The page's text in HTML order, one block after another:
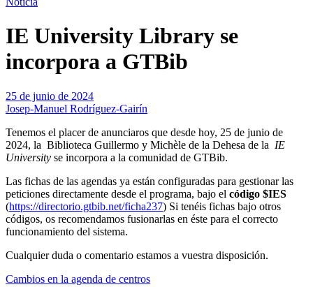
IE University Library se
incorpora a GTBib
25 de junio de 2024
Josep-Manuel Rodríguez-Gairín
Tenemos el placer de anunciaros que desde hoy, 25 de junio de
2024, la Biblioteca Guillermo y Michèle de la Dehesa de la IE
University se incorpora a la comunidad de GTBib.
Las fichas de las agendas ya están configuradas para gestionar las
peticiones directamente desde el programa, bajo el código $IES
(https://directorio.gtbib.net/ficha237) Si tenéis fichas bajo otros
códigos, os recomendamos fusionarlas en éste para el correcto
funcionamiento del sistema.
Cualquier duda o comentario estamos a vuestra disposición.
Navegación
Cambios en la agenda de centros